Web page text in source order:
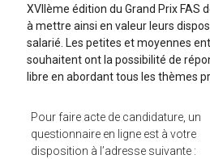
XVIIème édition du Grand Prix FAS
à mettre ainsi en valeur leurs
salarié. Les petites et moyennes
souhaitent ont la possibilité de
libre en abordant tous les thèmes
Pour faire acte de candidature, un
questionnaire en ligne est à votre
disposition à l’adresse suivante :